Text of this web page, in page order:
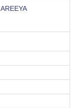
AREEYA